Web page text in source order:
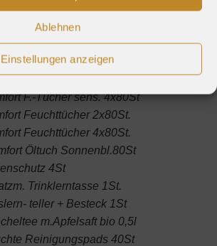
Ablehnen
Einstellungen anzeigen
Gr2 anatomisch 3794 2St
Gr2 symmetrisch 2068 2St
Gr3 anatomisch 3817 2St
Gr3 symmetrisch 3811 2St
sensit.2x80St
F.-Tücher sens. 4x80St
Feuchttücher 2x80St.
Feuchttücher 4x80St.
Öltuch Sonnenbl.80St
4St
Trinklerntasse 1St.
teller + Besteck 1St
m.Apfelsaft bio 0,5l
Reinigungspads 40St